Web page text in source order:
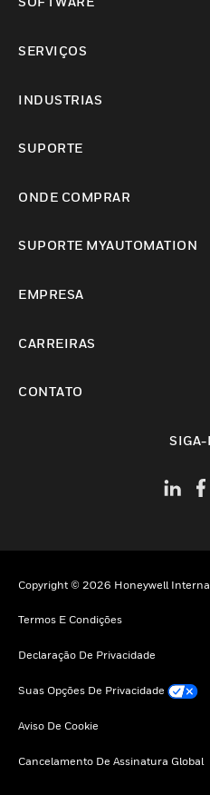
SERVIÇOS
INDUSTRIAS
SUPORTE
ONDE COMPRAR
SUPORTE MYAUTOMATION
EMPRESA
CARREIRAS
CONTATO
SIGA-
Copyright © 2026 Honeywell
Termos E Condições
Declaração De Privacidade
Suas Opções De Privacidade
Aviso De Cookie
Cancelamento De Assinatura Global